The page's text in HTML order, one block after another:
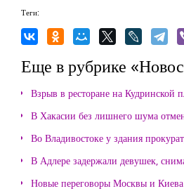
Теги:
Еще в рубрике
Взрыв в ресторане на Кудринской
В Хакасии без лишнего шума
Во Владивостоке у здания
В Адлере задержали девушек,
Новые переговоры Москвы и